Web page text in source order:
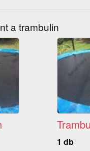
a trambulin
1 db